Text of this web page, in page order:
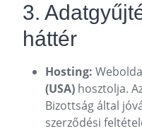
3.
háttér
Hosting:
(USA) hosztolja.
Bizottság által
szerződési